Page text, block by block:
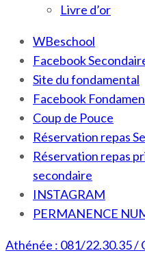
Livre d’or
WBeschool
Facebook
Site du fondamental
Facebook
Coup de Pouce
Réservation repas
Réservation repas
secondaire
INSTAGRAM
PERMANENCE
Athénée : 081/22.30.35 /